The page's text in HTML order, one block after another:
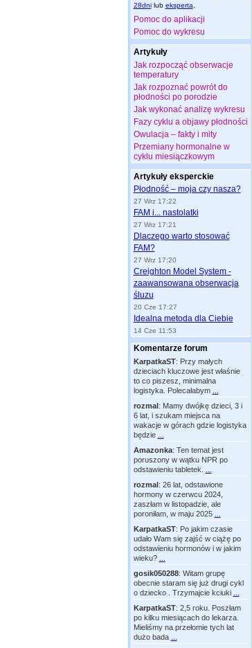
28dnilub eksperta
Pomoc do aplikacji
Pomoc do wykresu
Artykuły
Jak rozpocząć obserwacje
temperatury
Jak rozpoznać powrót do
płodności po porodzie
Jak wykonać analizę wykresu
Fazy cyklu a objawy płodności
Owulacja – fakty i mity
Przemiany hormonalne w
cyklu miesiączkowym
Artykuły eksperckie
Płodność – moja czy nasza?
27 Wrz 17:22
FAM i... nastolatki
27 Wrz 17:21
Dlaczego warto stosować
FAM?
27 Wrz 17:20
Creighton Model System -
zaawansowana obserwacja
śluzu
20 Cze 17:27
Idealna metoda dla Ciebie
14 Cze 11:53
Komentarze forum
KarpatkaST: Przy małych
dzieciach kluczowe jest właśnie
to co piszesz, minimalna
logistyka. Polecałabym
rozmal: Mamy dwójkę dzieci, 3 i
6 lat, i szukam miejsca na
wakacje w górach gdzie logistyka
będzie
Amazonka: Ten temat jest
poruszony w wątku NPR po
odstawieniu tabletek.
rozmal: 26 lat, odstawione
hormony w czerwcu 2024,
zaszłam w listopadzie, ale
poroniłam, w maju 2025
KarpatkaST: Po jakim czasie
udało Wam się zajść w ciążę po
odstawieniu hormonów i w jakim
wieku?
gosik050288: Witam grupę
obecnie staram się już drugi cykl
o dziecko . Trzymajcie kciuki
KarpatkaST: 2,5 roku. Poszłam
po kilku miesiącach do lekarza.
Mieliśmy na przełomie tych lat
dużo bada